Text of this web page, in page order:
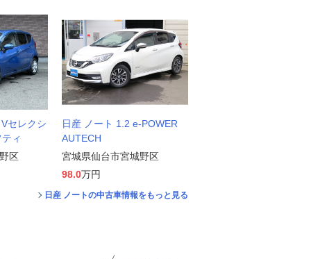
セレクシ
ィ
区
日産 ノート 1.2 e-POWER
AUTECH
宮城県仙台市宮城野区
98.0万円
日産 ノートの中古車情報をもっと見る